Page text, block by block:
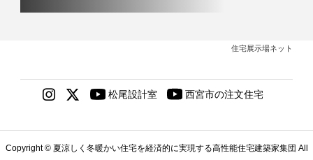
住宅展示場ネット
Copyright © 夏涼しく冬暖かい住宅を経済的に実現する高性能住宅建築家集団 All